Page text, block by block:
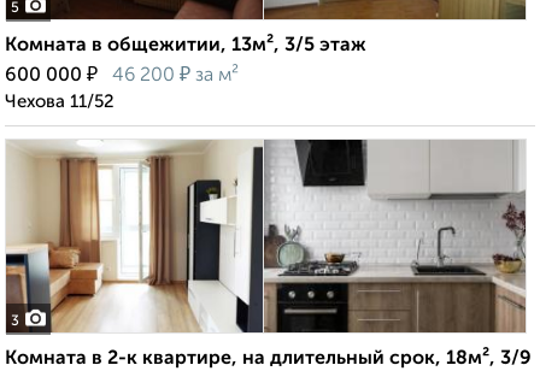
5
Комната в общежитии, 13м², 3/5 этаж
600 000 ₽ 46 200 ₽ за м²
Чехова 11/52
3
Комната в 2-к квартире, на длительный срок, 18м², 3/9